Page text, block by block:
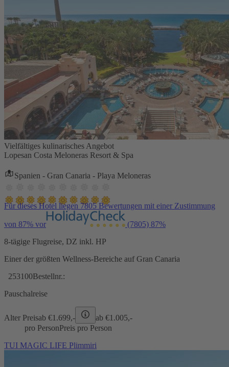
Vielfältiges kulinarisches Angebot
Lopesan Costa Meloneras Resort & Spa
Spanien - Gran Canaria - Playa Meloneras
Für dieses Hotel liegen 7805 Bewertungen mit einer Zustimmung
von 87% vor (7805) 87%
8-tägige Flugreise, DZ inkl. HP
Einer der größten Wellness-Bereiche auf Gran Canaria
253100Bestellnr.:
Pauschalreise
Alter Preisab €1.699,- ab €1.005,-
pro PersonPreis pro Person
TUI MAGIC LIFE Plimmiri